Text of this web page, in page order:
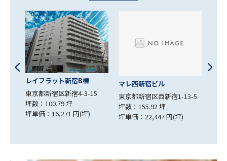
マレ西新宿ビル
東京都新宿区西新宿1-13-5
坪数：155.92 坪
坪単価：22,447 円(坪)
西新宿IKビル
東京都新宿区西新宿4-5-6
坪数：105.33 坪
坪単価：8,630 円(坪)